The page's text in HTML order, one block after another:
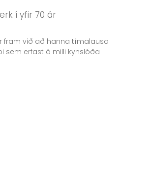
í yfir 70 ár
fram við að hanna tímalausa
sem erfast á milli kynslóða